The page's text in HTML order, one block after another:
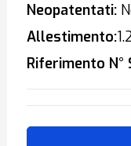
Neopatentati:
Allestimento:
Riferimento N°